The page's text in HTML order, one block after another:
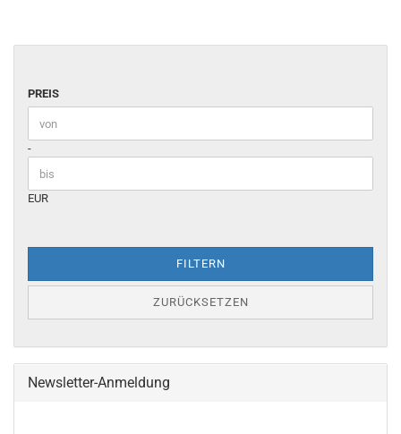
PREIS
PREIS
Preis bis
-
EUR
FILTERN
ZURÜCKSETZEN
Newsletter-Anmeldung